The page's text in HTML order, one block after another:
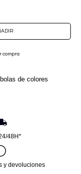
compra
de colores
48H*
y devoluciones